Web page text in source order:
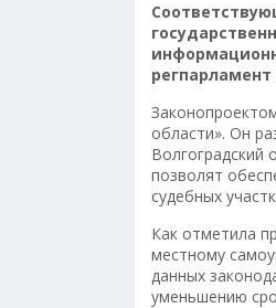
области». Он
Волгоградский
позволят
судебных
Как отметила
местному
данных
уменьшению